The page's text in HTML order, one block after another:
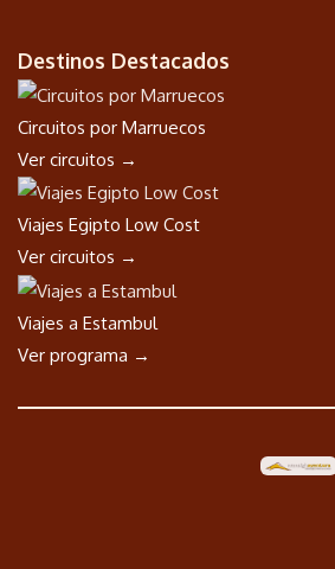
Destinos Destacados
Circuitos por Marruecos
Ver circuitos →
Viajes Egipto Low Cost
Ver circuitos →
Viajes a Estambul
Ver programa →